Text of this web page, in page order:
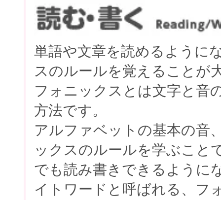
単語や文章を読めるように
スのルールを覚えることが
フォニックスとは文字と音
方法です。
アルファベットの基本の音
ックスのルールを学ぶこと
でも読み書きできるように
イトワードと呼ばれる、フ